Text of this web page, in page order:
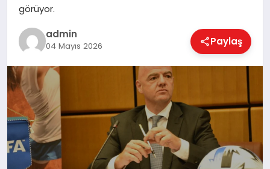
MAGAZIN
SAĞLIK
SPOR
TEKNOLOJI
görüyor.
admin
04 Mayıs 2026 Paylaş